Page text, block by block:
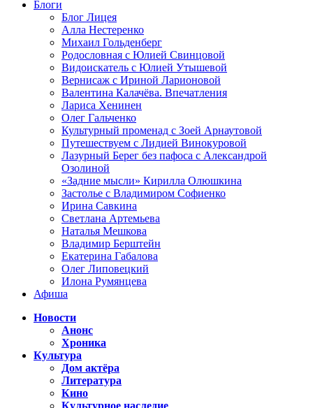
Блоги
Блог Лицея
Алла Нестеренко
Михаил Гольденберг
Родословная с Юлией Свинцовой
Видоискатель с Юлией Утышевой
Вернисаж с Ириной Ларионовой
Валентина Калачёва. Впечатления
Лариса Хенинен
Олег Гальченко
Культурный променад с Зоей Арнаутовой
Путешествуем с Лидией Винокуровой
Лазурный Берег без пафоса с Александрой
Озолиной
«Задние мысли» Кирилла Олюшкина
Застолье с Владимиром Софиенко
Ирина Савкина
Светлана Артемьева
Наталья Мешкова
Владимир Берштейн
Екатерина Габалова
Олег Липовецкий
Илона Румянцева
Афиша
Новости
Анонс
Хроника
Культура
Дом актёра
Литература
Кино